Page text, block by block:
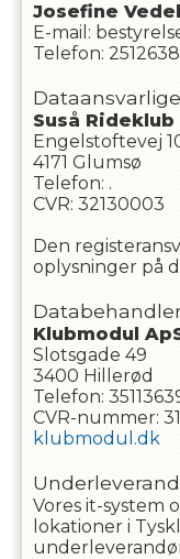
Josefine Vedel
E-mail :
Telefon:
Dataansvarlige
Suså Rideklub
Engelstoftevej
4171 Glumsø
Telefon: .
CVR: 32130003
Den
oplysninger på
Klubmodul
Slotsgade 49
3400 Hillerød
Telefon:
CVR-nummer:
klubmodul.dk
Vores it-system
lokationer i